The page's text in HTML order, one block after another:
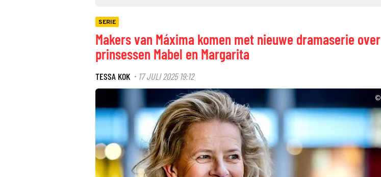
SERIE
Makers van Máxima komen met nieuwe dramaserie over
prinsessen Mabel en Margarita
TESSA KOK · 17 JULI 2025 19:12
©